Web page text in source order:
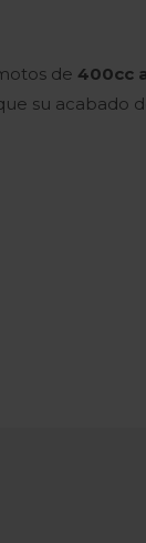
de 400cc
su acabado